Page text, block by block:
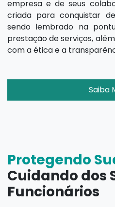
empresa e de seus
criada para conquistar
sendo lembrado na
prestação de serviços,
com a ética e a
Saiba
Protegendo
Cuidando dos
Funcionários